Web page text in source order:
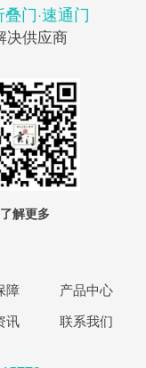
门·速通门
决供应商
了解更多
障
产品中心
讯 联系我们